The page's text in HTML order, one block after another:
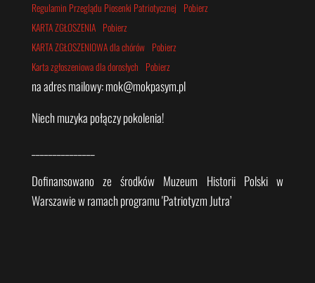
Regulamin Przeglądu Piosenki Patriotycznej Pobierz
KARTA ZGŁOSZENIA Pobierz
KARTA ZGŁOSZENIOWA dla chórów Pobierz
Karta zgłoszeniowa dla dorosłych Pobierz
na adres mailowy: mok@mokpasym.pl
Niech muzyka połączy pokolenia!
Dofinansowano ze środków Muzeum Historii Polski w
Warszawie w ramach programu 'Patriotyzm Jutra’